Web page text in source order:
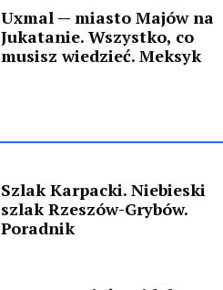
Uxmal — miasto Majów na
Jukatanie. Wszystko, co
musisz wiedzieć. Meksyk
Szlak Karpacki. Niebieski
szlak Rzeszów-Grybów.
Poradnik